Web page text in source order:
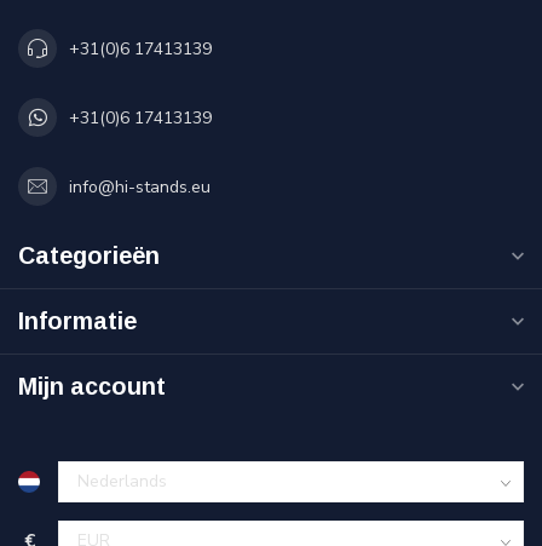
+31(0)6 17413139
+31(0)6 17413139
info@hi-stands.eu
Categorieën
Informatie
Mijn account